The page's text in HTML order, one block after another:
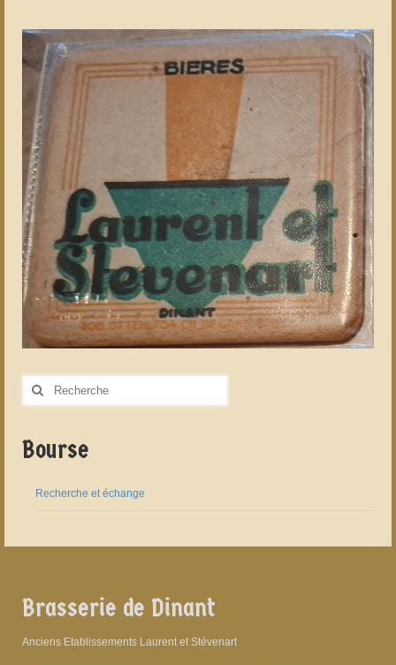
Rechercher
Bourse
Recherche et échange
Brasserie de Dinant
Anciens Etablissements Laurent et Stévenart